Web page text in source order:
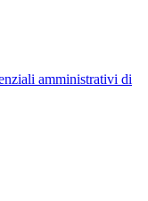
amministrativi di